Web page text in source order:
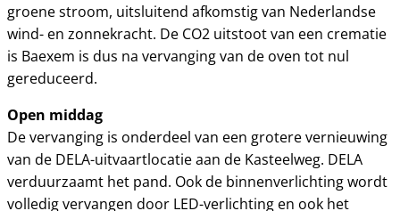
groene stroom, uitsluitend afkomstig van Nederlandse
wind- en zonnekracht. De CO2 uitstoot van een crematie
is Baexem is dus na vervanging van de oven tot nul
gereduceerd.
Open middag
De vervanging is onderdeel van een grotere vernieuwing
van de DELA-uitvaartlocatie aan de Kasteelweg. DELA
verduurzaamt het pand. Ook de binnenverlichting wordt
volledig vervangen door LED-verlichting en ook het